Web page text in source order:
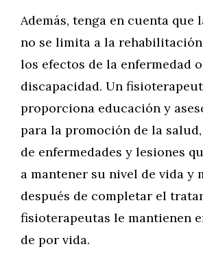
Además, tenga en cuenta que
no se limita a la
los efectos de la enfermedad
discapacidad. Un
proporciona educación y
para la promoción de la
de enfermedades y lesiones
a mantener su nivel de vida y
después de completar el
fisioterapeutas le mantienen
de por vida.